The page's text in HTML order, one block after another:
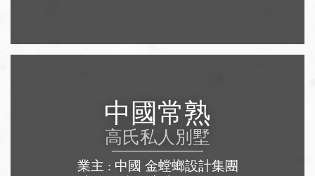
中國常熟
高氏私人別墅
業主 : 中國 金螳螂設計集團